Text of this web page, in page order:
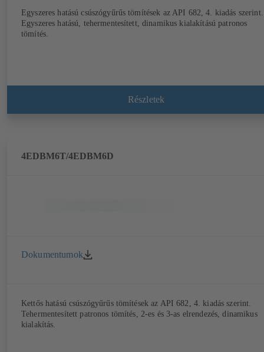
Egyszeres hatású csúszógyűrűs tömítések az API 682, 4. kiadás szerint.
Egyszeres hatású, tehermentesített, dinamikus kialakítású patronos
tömítés.
Részletek
4EDBM6T/4EDBM6D
Dokumentumok
Kettős hatású csúszógyűrűs tömítések az API 682, 4. kiadás szerint.
Tehermentesített patronos tömítés, 2-es és 3-as elrendezés, dinamikus
kialakítás.